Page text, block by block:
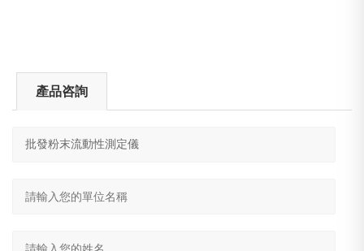
產品咨詢